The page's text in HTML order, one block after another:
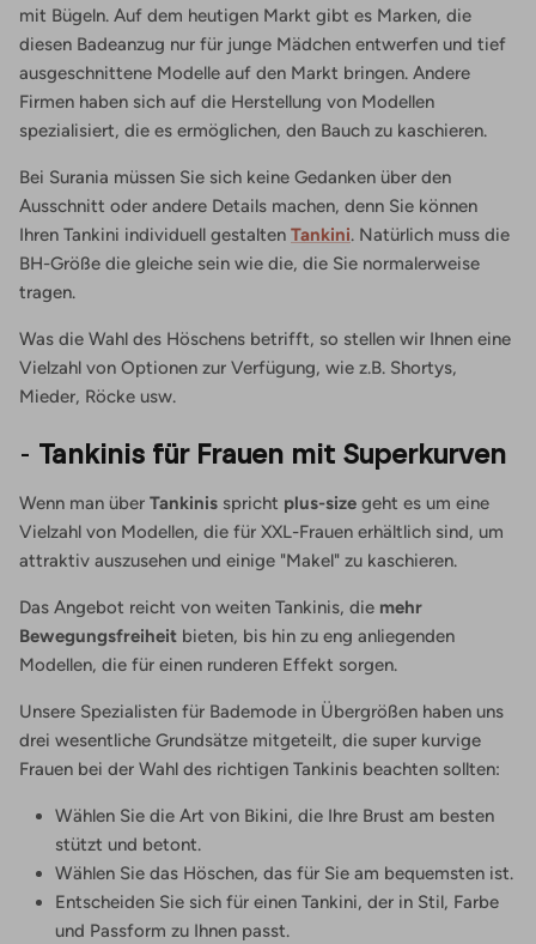
mit Bügeln. Auf dem heutigen Markt gibt es Marken, die
diesen Badeanzug nur für junge Mädchen entwerfen und tief
ausgeschnittene Modelle auf den Markt bringen. Andere
Firmen haben sich auf die Herstellung von Modellen
spezialisiert, die es ermöglichen, den Bauch zu kaschieren.
Bei Surania müssen Sie sich keine Gedanken über den
Ausschnitt oder andere Details machen, denn Sie können
Ihren Tankini individuell gestalten Tankini. Natürlich muss die
BH-Größe die gleiche sein wie die, die Sie normalerweise
tragen.
Was die Wahl des Höschens betrifft, so stellen wir Ihnen eine
Vielzahl von Optionen zur Verfügung, wie z.B. Shortys,
Mieder, Röcke usw.
- Tankinis für Frauen mit Superkurven
Wenn man über Tankinis spricht plus-size geht es um eine
Vielzahl von Modellen, die für XXL-Frauen erhältlich sind, um
attraktiv auszusehen und einige "Makel" zu kaschieren.
Das Angebot reicht von weiten Tankinis, die mehr
Bewegungsfreiheit bieten, bis hin zu eng anliegenden
Modellen, die für einen runderen Effekt sorgen.
Unsere Spezialisten für Bademode in Übergrößen haben uns
drei wesentliche Grundsätze mitgeteilt, die super kurvige
Frauen bei der Wahl des richtigen Tankinis beachten sollten:
Wählen Sie die Art von Bikini, die Ihre Brust am besten
stützt und betont.
Wählen Sie das Höschen, das für Sie am bequemsten ist.
Entscheiden Sie sich für einen Tankini, der in Stil, Farbe
und Passform zu Ihnen passt.